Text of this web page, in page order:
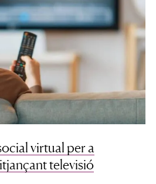
virtual per a
televisió